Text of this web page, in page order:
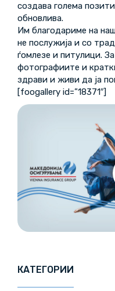
создава голема
обновлива.
Им благодариме на
не послужија и со
ѓомлезе и питулици.
фотографиите и
здрави и живи да ја
[foogallery id=”18371″]
КАТЕГОРИИ